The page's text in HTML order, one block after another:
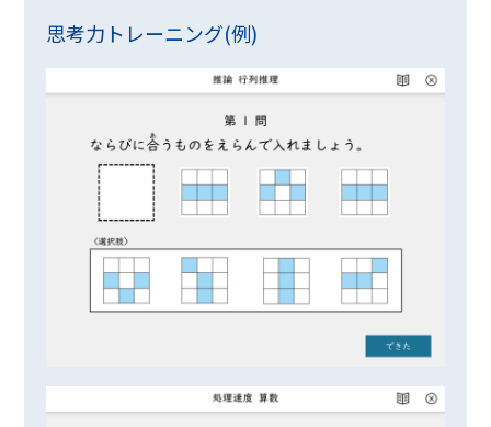
思考力トレーニング(例)